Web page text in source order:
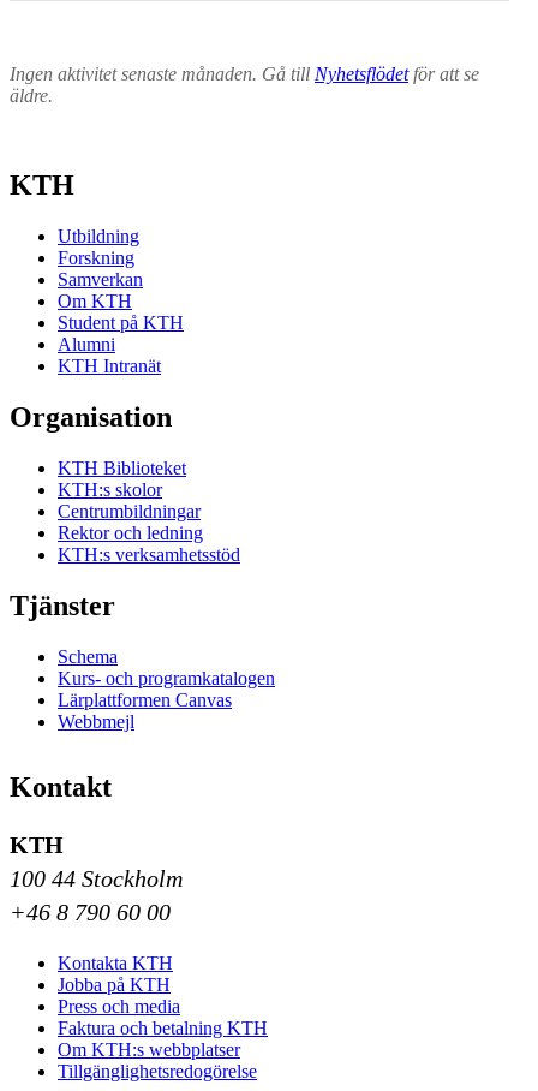
Ingen aktivitet senaste månaden. Gå till Nyhetsflödetför att se
äldre.
KTH
Utbildning
Forskning
Samverkan
Om KTH
Student på KTH
Alumni
KTH Intranät
Organisation
KTH Biblioteket
KTH:s skolor
Centrumbildningar
Rektor och ledning
KTH:s verksamhetsstöd
Tjänster
Schema
Kurs- och programkatalogen
Lärplattformen Canvas
Webbmejl
Kontakt
KTH
100 44 Stockholm
+46 8 790 60 00
Kontakta KTH
Jobba på KTH
Press och media
Faktura och betalning KTH
Om KTH:s webbplatser
Tillgänglighetsredogörelse